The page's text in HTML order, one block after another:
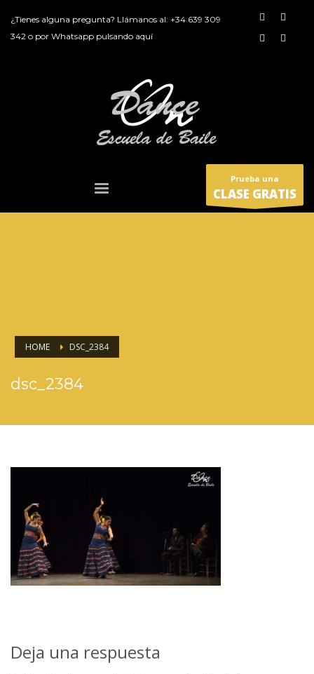
¿Tienes alguna pregunta? Llámanos al: +34 639 309
342 o por Whatsapp pulsando aquí
Prueba una
CLASE GRATIS
HOME DSC_2384
dsc_2384
Deja una respuesta